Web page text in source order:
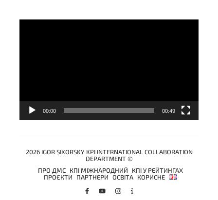
00:00 00:49
2026 IGOR SIKORSKY KPI INTERNATIONAL COLLABORATION
DEPARTMENT ©
ПРО ДМС КПІ МІЖНАРОДНИЙ
КПІ У РЕЙТИНГАХ
ПРОЄКТИ
ПАРТНЕРИ ОСВІТА КОРИСНЕ